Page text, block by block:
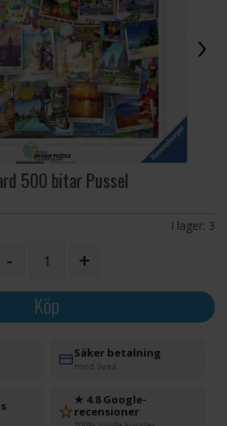
500 bitar Pussel
I lager: 3
- +
Köp
Säker betalning
med Svea
★ 4.8 Google-
recensioner